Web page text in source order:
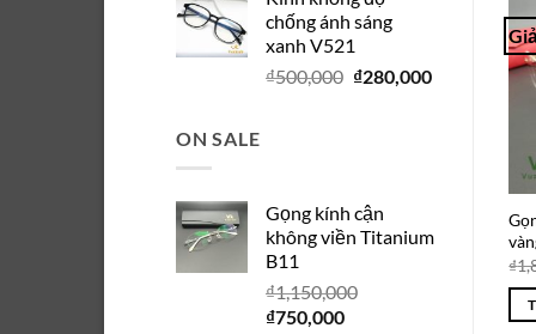
₫280,000.
₫150,000.
chống ánh sáng
xanh V521
₫500,000 Giá
₫280,000Giá
ON SALE
Gọng kính cận
không viền Titanium
B11
₫1,150,000
Giá
₫750,000Giá
₫